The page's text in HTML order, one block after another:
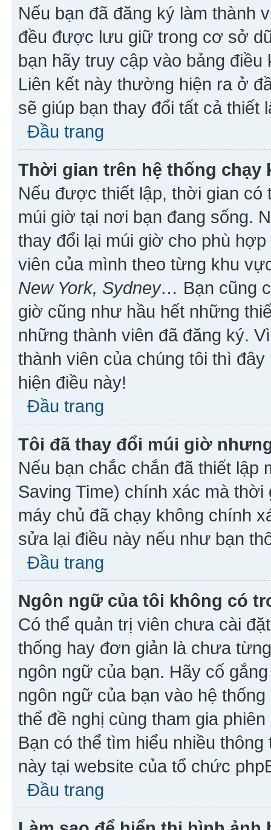
Nếu bạn đã đăng ký làm thành
đều được lưu giữ trong cơ sở
bạn hãy truy cập vào bảng
Liên kết này thường hiện ra ở
sẽ giúp bạn thay đổi tất cả thiết
Đầu trang
Thời gian trên hệ thống chạy
Nếu được thiết lập, thời gian
múi giờ tại nơi bạn đang sống.
thay đổi lại múi giờ cho phù
viên của mình theo từng khu
New York, Sydney… Bạn cũng
giờ cũng như hầu hết những
những thành viên đã đăng ký.
thành viên của chúng tôi thì
hiện điều này!
Đầu trang
Tôi đã thay đổi múi giờ
Nếu bạn chắc chắn đã thiết lập
Saving Time) chính xác mà
máy chủ đã chạy không chính
sửa lại điều này nếu như bạn
Đầu trang
Ngôn ngữ của tôi không có
Có thể quản trị viên chưa cài
thống hay đơn giản là chưa
ngôn ngữ của bạn. Hãy cố
ngôn ngữ của bạn vào hệ
thể đề nghị cùng tham gia
Bạn có thể tìm hiểu nhiều
này tại website của tổ chức
Đầu trang